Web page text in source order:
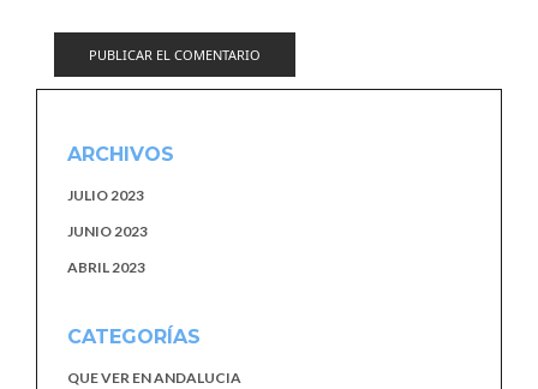
ARCHIVOS
JULIO 2023
JUNIO 2023
ABRIL 2023
CATEGORÍAS
QUE VER EN ANDALUCIA